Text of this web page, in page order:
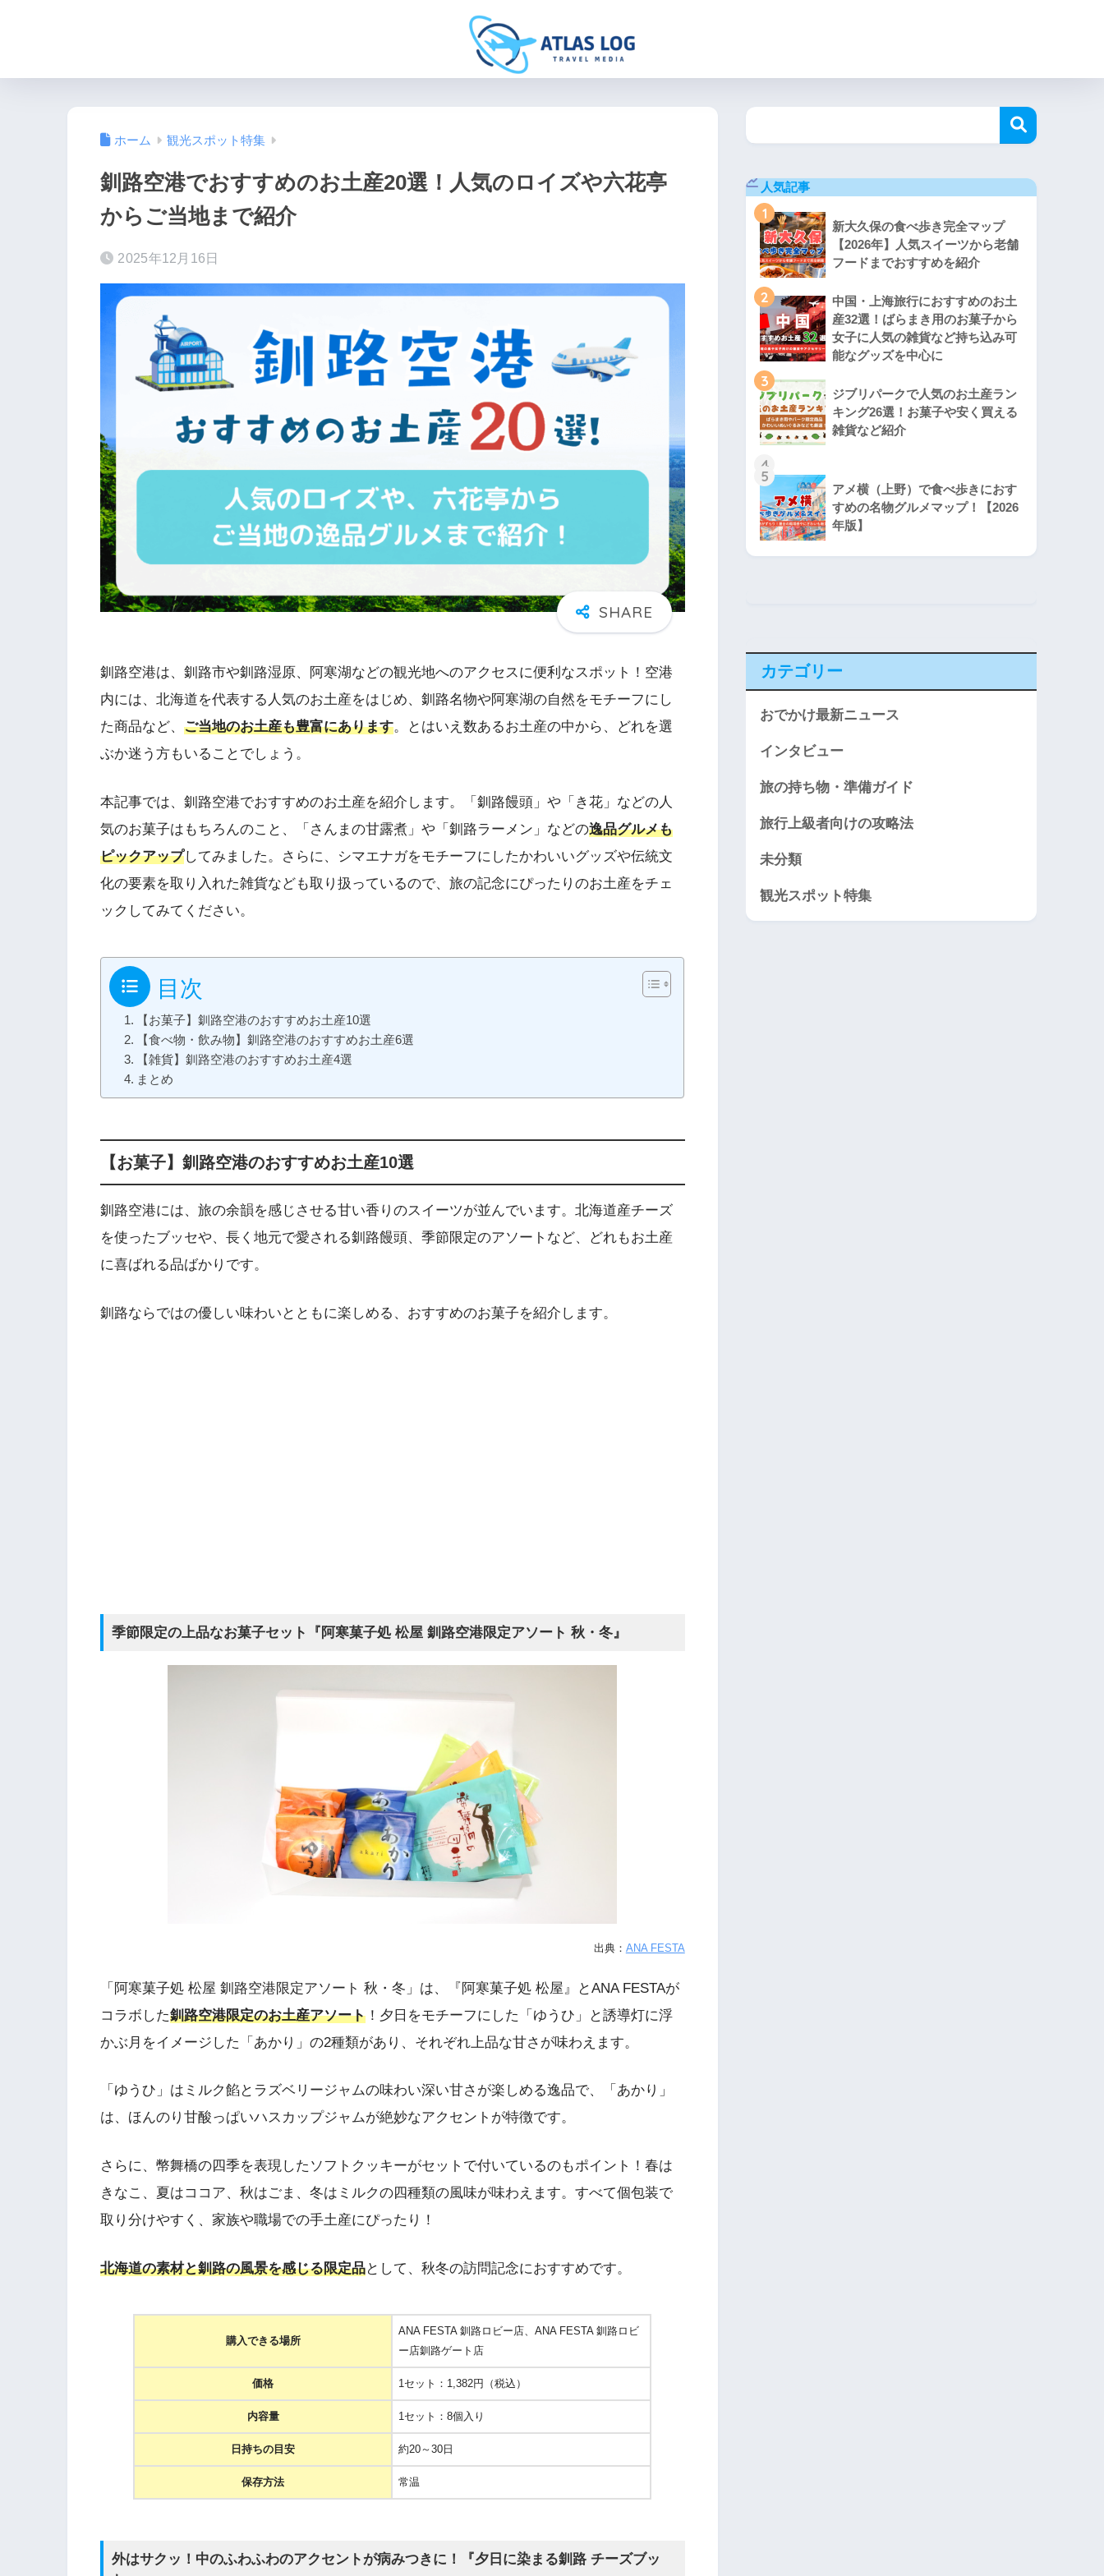
ホーム 観光スポット特集
釧路空港でおすすめのお土産20選！人気のロイズや六花亭
からご当地まで紹介
2025年12月16日
釧路空港は、釧路市や釧路湿原、阿寒湖などの観光地へのアクセスに便利なスポット！空港
内には、北海道を代表する人気のお土産をはじめ、釧路名物や阿寒湖の自然をモチーフにし
た商品など、 ご当地のお土産も豊富にあります。とはいえ数あるお土産の中から、どれを選
ぶか迷う方もいることでしょう。
本記事では、釧路空港でおすすめのお土産を紹介します。「釧路饅頭」や「き花」などの人
気のお菓子はもちろんのこと、「さんまの甘露煮」や「釧路ラーメン」などの逸品グルメも
ピックアップしてみました。さらに、シマエナガをモチーフにしたかわいいグッズや伝統文
化の要素を取り入れた雑貨なども取り扱っているので、旅の記念にぴったりのお土産をチェ
ックしてみてください。
目次
【お菓子】釧路空港のおすすめお土産10選
【食べ物・飲み物】釧路空港のおすすめお土産6選
【雑貨】釧路空港のおすすめお土産4選
まとめ
【お菓子】釧路空港のおすすめお土産10選
釧路空港には、旅の余韻を感じさせる甘い香りのスイーツが並んでいます。北海道産チーズ
を使ったブッセや、長く地元で愛される釧路饅頭、季節限定のアソートなど、どれもお土産
に喜ばれる品ばかりです。
釧路ならではの優しい味わいとともに楽しめる、おすすめのお菓子を紹介します。
季節限定の上品なお菓子セット『阿寒菓子処 松屋 釧路空港限定アソート 秋・冬』
出典： ANA FESTA
「阿寒菓子処 松屋 釧路空港限定アソート 秋・冬」は、『阿寒菓子処 松屋』とANA FESTAが
コラボした釧路空港限定のお土産アソート ！夕日をモチーフにした「ゆうひ」と誘導灯に浮
かぶ月をイメージした「あかり」の2種類があり、それぞれ上品な甘さが味わえます。
「ゆうひ」はミルク餡とラズベリージャムの味わい深い甘さが楽しめる逸品で、「あかり」
は、ほんのり甘酸っぱいハスカップジャムが絶妙なアクセントが特徴です。
さらに、幣舞橋の四季を表現したソフトクッキーがセットで付いているのもポイント！春は
きなこ、夏はココア、秋はごま、冬はミルクの四種類の風味が味わえます。すべて個包装で
取り分けやすく、家族や職場での手土産にぴったり！
北海道の素材と釧路の風景を感じる限定品として、秋冬の訪問記念におすすめです。
購入できる場所
ANA FESTA 釧路ロビー店、ANA FESTA 釧路ロビ
ー店釧路ゲート店
価格 1セット：1,382円（税込）
内容量 1セット：8個入り
日持ちの目安 約20～30日
保存方法 常温
外はサクッ！中のふわふわのアクセントが病みつきに！『夕日に染まる釧路 チーズブッ
人気記事
1
新大久保の食べ歩き完全マップ
【2026年】人気スイーツから老舗
フードまでおすすめを紹介
2
中国・上海旅行におすすめのお土
産32選！ばらまき用のお菓子から
女子に人気の雑貨など持ち込み可
能なグッズを中心に
3
ジブリパークで人気のお土産ラン
キング26選！お菓子や安く買える
雑貨など紹介
4
5
アメ横（上野）で食べ歩きにおす
すめの名物グルメマップ！【2026
年版】
カテゴリー
おでかけ最新ニュース
インタビュー
旅の持ち物・準備ガイド
旅行上級者向けの攻略法
未分類
観光スポット特集